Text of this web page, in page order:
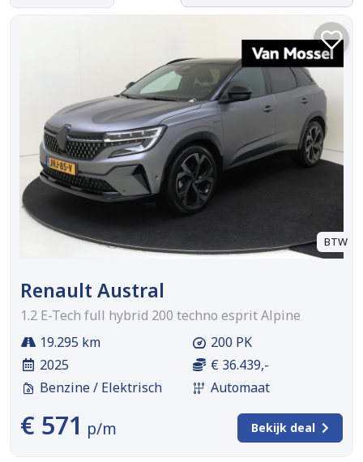
BTW
Renault Austral
1.2 E-Tech full hybrid 200 techno esprit Alpine
19.295 km
2025
Benzine / Elektrisch
200 PK
€ 36.439,-
Automaat
€ 571 p/m Bekijk deal